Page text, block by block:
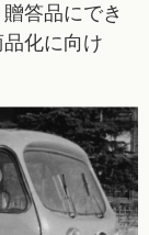
答品にでき
化に向け